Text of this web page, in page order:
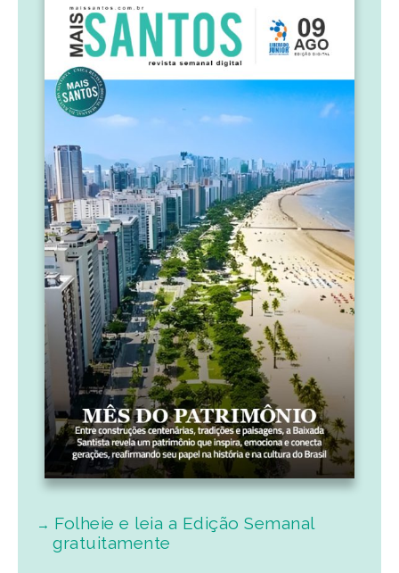
Folheie e leia a Edição Semanal
gratuitamente